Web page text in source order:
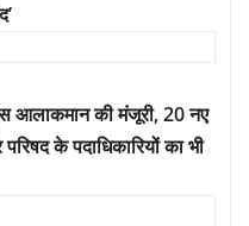
आलाकमान की मंजूरी, 20 नए
के पदाधिकारियों का भी